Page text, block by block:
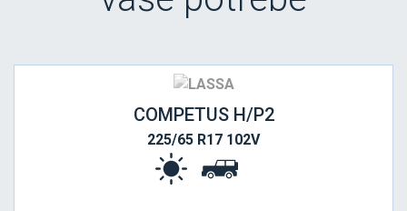
COMPETUS H/P2
225/65 R17 102V